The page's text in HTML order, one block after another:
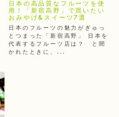
日本の高品質なフルーツを使
用！「新宿高野」で買いたい
おみやげ&スイーツ7選
日本のフルーツの魅力がぎゅっ
とつまった「新宿高野」 日本を
代表するフルーツ店は？ と聞
かれたときに、...